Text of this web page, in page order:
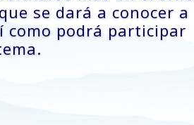
se dará a conocer a
como podrá participar